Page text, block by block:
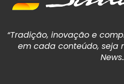
“Tradição, inovação e
em cada conteúdo, seja